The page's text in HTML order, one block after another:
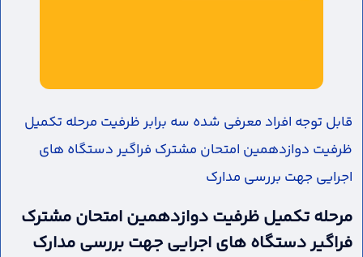
قابل توجه افراد معرفی شده سه برابر ظرفیت مرحله تکمیل
ظرفیت دوازدهمین امتحان مشترک فراگیر دستگاه های
اجرایی جهت بررسی مدارک
مرحله تکمیل ظرفیت دوازدهمین امتحان مشترک
فراگیر دستگاه های اجرایی جهت بررسی مدارک